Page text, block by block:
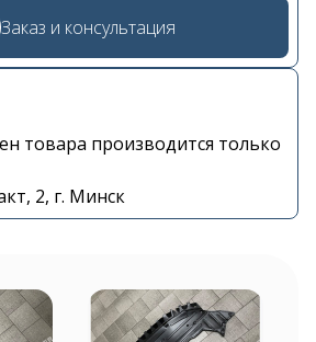
Заказ и консультация
товара производится только
2, г. Минск
15 80